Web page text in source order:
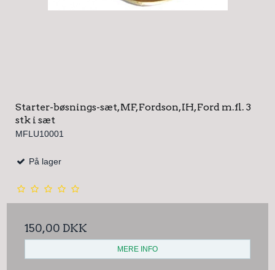
Starter-bøsnings-sæt, MF, Fordson, IH, Ford m.fl. 3
stk i sæt
MFLU10001
På lager
150,00 DKK
MERE INFO